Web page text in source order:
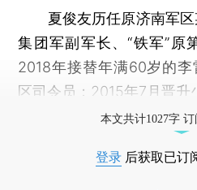
夏俊友历任原济南军区
集团军副军长、“铁军”原
2018年接替年满60岁的
区司令员；2015年7月晋升
本文共计1027字
登录 后获取已订